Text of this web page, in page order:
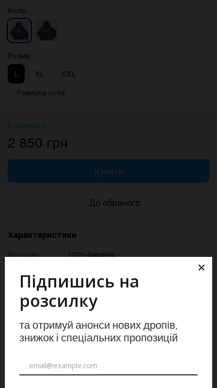
Колір
Розмір
L XL XXL
Розмірна сітка
В наявності
2 850 грн
Купити
До обраного
Характеристики
100% бавовна
Опис
Худі, яке тримає
Для тих, хто живе в ритмі, де немає місця зайвому.
Прохолодний вечір, вихід у місто, довга дорога. Це худі
просто робить свою роботу.
шнурок на капюшоні, резинка на манжетах і низу. М'яке
всередині, тримає тепло, коли потрібно.